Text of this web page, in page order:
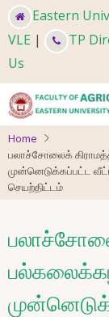
Skip
to
main
content
Eastern
VLE | TP
Us
Home
பலாச்சோலைக்
முன்னெடுக்கப்பட்ட
செயற்திட்டம்